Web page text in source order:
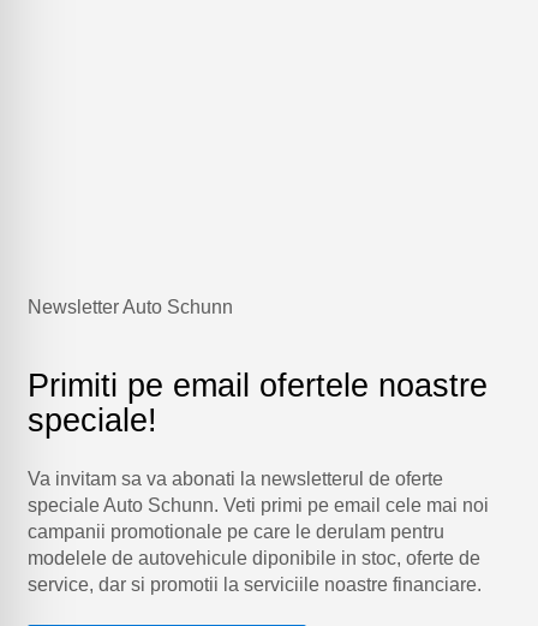
Newsletter Auto Schunn
Primiti pe email ofertele noastre
speciale!
Va invitam sa va abonati la newsletterul de oferte
speciale Auto Schunn. Veti primi pe email cele mai noi
campanii promotionale pe care le derulam pentru
modelele de autovehicule diponibile in stoc, oferte de
service, dar si promotii la serviciile noastre financiare.